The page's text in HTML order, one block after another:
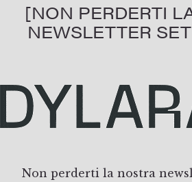
[NON PERDERTI
NEWSLETTER
Non perderti la nostra